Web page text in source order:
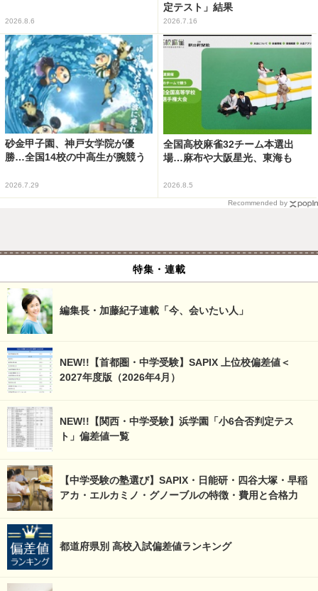
2026.8.6
定テスト」結果
2026.7.16
砂金甲子園、神戸女学院が優
勝…全国14校の中高生が腕競う
2026.7.29
全国高校麻雀32チーム本選出
場…麻布や大阪星光、東海も
2026.8.5
Recommended by
特集・連載
編集長・加藤紀子連載「今、会いたい人」
NEW!!【首都圏・中学受験】SAPIX 上位校偏差値＜
2027年度版（2026年4月）
NEW!!【関西・中学受験】浜学園「小6合否判定テス
ト」偏差値一覧
【中学受験の塾選び】SAPIX・日能研・四谷大塚・早稲
アカ・エルカミノ・グノーブルの特徴・費用と合格力
都道府県別 高校入試偏差値ランキング